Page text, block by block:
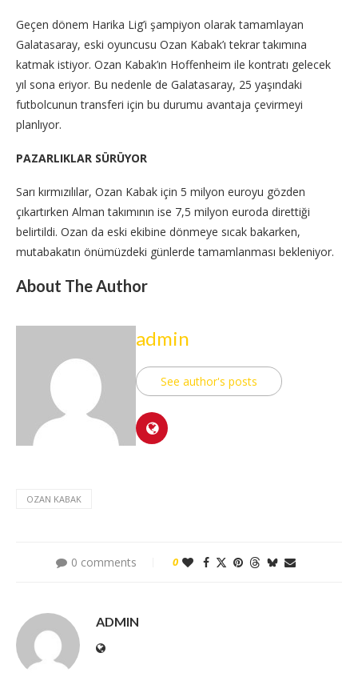
Geçen dönem Harika Lig’i şampiyon olarak tamamlayan
Galatasaray, eski oyuncusu Ozan Kabak’ı tekrar takımına
katmak istiyor. Ozan Kabak’ın Hoffenheim ile kontratı gelecek
yıl sona eriyor. Bu nedenle de Galatasaray, 25 yaşındaki
futbolcunun transferi için bu durumu avantaja çevirmeyi
planlıyor.
PAZARLIKLAR SÜRÜYOR
Sarı kırmızılılar, Ozan Kabak için 5 milyon euroyu gözden
çıkartırken Alman takımının ise 7,5 milyon euroda direttiği
belirtildi. Ozan da eski ekibine dönmeye sıcak bakarken,
mutabakatın önümüzdeki günlerde tamamlanması bekleniyor.
About The Author
admin
See author's posts
OZAN KABAK
0 comments 0
ADMIN